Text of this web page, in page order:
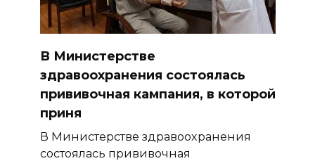
В Министерстве
здравоохранения состоялась
прививочная кампания, в которой
приня
В Министерстве здравоохранения
состоялась прививочная